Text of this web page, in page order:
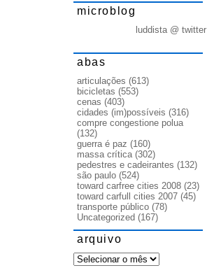
microblog
luddista @ twitter
abas
articulações (613)
bicicletas (553)
cenas (403)
cidades (im)possíveis (316)
compre congestione polua
(132)
guerra é paz (160)
massa crítica(302)
pedestres e cadeirantes (132)
são paulo (524)
toward carfree cities 2008 (23)
toward carfull cities 2007 (45)
transporte público (78)
Uncategorized (167)
arquivo
arquivo